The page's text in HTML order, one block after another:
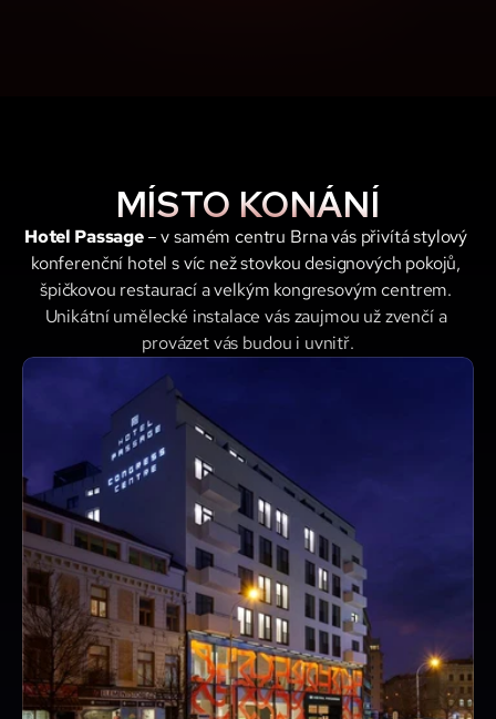
MÍSTO KONÁNÍ
Hotel Passage – v samém centru Brna vás přivítá stylový
konferenční hotel s víc než stovkou designových pokojů,
špičkovou restaurací a velkým kongresovým centrem.
Unikátní umělecké instalace vás zaujmou už zvenčí a
provázet vás budou i uvnitř.